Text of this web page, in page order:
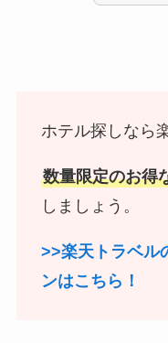
ホテル探しなら
数量限定のお得
しましょう。
>>楽天トラベル
ンはこちら！